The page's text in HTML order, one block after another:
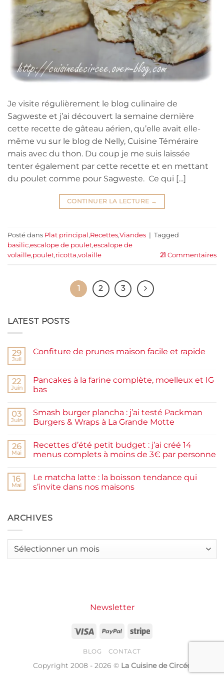
Je visite régulièrement le blog culinaire de
Sagweste et j’ai découvert la semaine dernière
cette recette de gâteau aérien, qu’elle avait elle-
même vu sur le blog de Nelly, Cuisine Téméraire
mais avec du thon. Du coup je me suis laissée
tenter également par cette recette et en mettant
du poulet comme pour Sagweste. Ce qui […]
CONTINUER LA LECTURE →
Posté dans Plat principal,Recettes,Viandes | Tagged
basilic,escalope de poulet,escalope de
volaille,poulet,ricotta,volaille 21 Commentaires
1 2 3
LATEST POSTS
29
Juil
Confiture de prunes maison facile et rapide
Confiture
de
prunes
et
rapide
22
Juin
Pancakes à la farine complète, moelleux et IG
bas
sur
Pancakes
à
complète,
moelleux
et
03
Juin
Smash burger plancha : j’ai testé Packman
Burgers & Wraps à La Grande Motte
sur
Smash
burger
testé
Packman
Burgers &
Grande
Motte
26
Mai
Recettes d’été petit budget : j’ai créé 14
menus complets à moins de 3€ par personne
sur
Recettes
d’été
j’ai
créé
à
16
Mai
Le matcha latte : la boisson tendance qui
s’invite dans nos maisons
Le
matcha
boisson
ARCHIVES
Archives
Newsletter
Visa PayPal Stripe
BLOG CONTACT
Copyright 2008 - 2026 © La Cuisine de Circée